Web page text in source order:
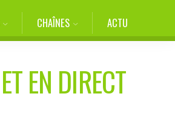
CHAÎNES ACTU
EN DIRECT